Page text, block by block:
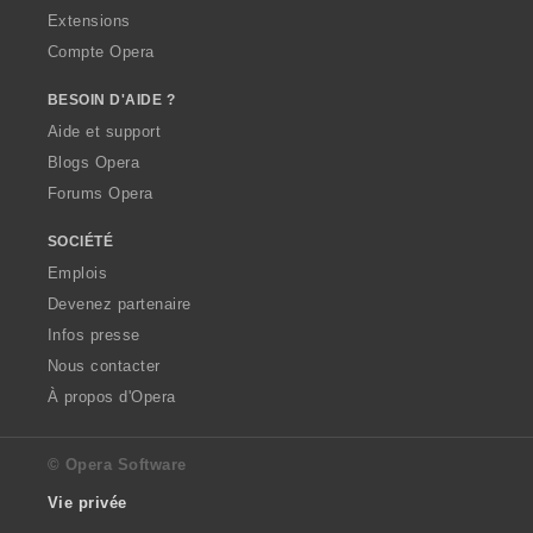
Extensions
Compte Opera
BESOIN D'AIDE ?
Aide et support
Blogs Opera
Forums Opera
SOCIÉTÉ
Emplois
Devenez partenaire
Infos presse
Nous contacter
À propos d'Opera
© Opera Software
Vie privée